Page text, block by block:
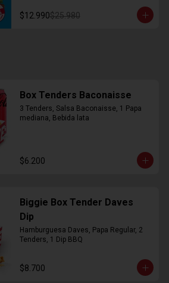
$12.990$25.980
Box Tenders Baconaisse
3 Tenders, Salsa Baconaisse, 1 Papa
mediana, Bebida lata
$6.200
Biggie Box Tender Daves
Dip
Hamburguesa Daves, Papa Regular, 2
Tenders, 1 Dip BBQ
$8.700